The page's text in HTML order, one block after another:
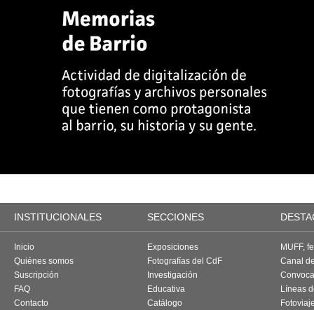
INSTITUCIONALES SECCIONES
Inicio
Quiénes somos
Suscripción
FAQ
Contacto
Exposiciones
Fotografías del CdF
Investigación
Educativa
Catálogo
MUFF,
Canal
Líneas